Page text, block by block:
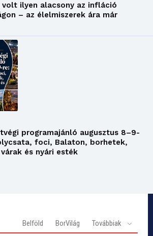
volt ilyen alacsony az infláció
– az élelmiszerek ára már
programajánló augusztus 8–9-
foci, Balaton, borhetek,
és nyári esték
Belföld BorVilág Továbbiak